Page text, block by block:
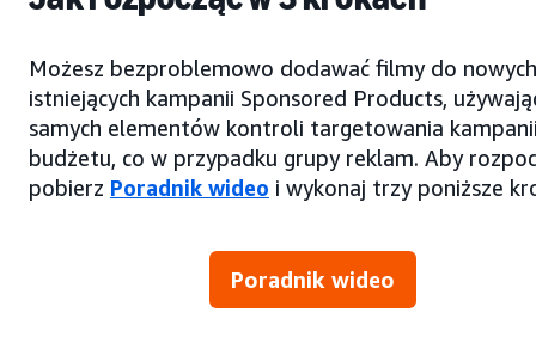
Możesz bezproblemowo dodawać filmy do
istniejących kampanii Sponsored Products,
samych elementów kontroli targetowania
budżetu, co w przypadku grupy reklam. Aby
pobierz Poradnik wideo i wykonaj trzy poniższe
Poradnik wideo